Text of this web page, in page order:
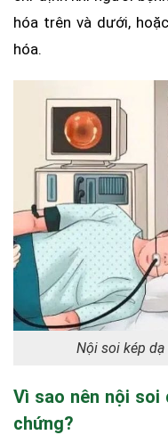
hóa trên và dưới,
hóa.
Nội soi kép
Vì sao nên nội
chứng?